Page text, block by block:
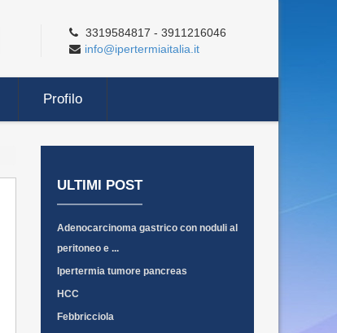
3319584817 - 3911216046
info@ipertermiaitalia.it
Profilo
ULTIMI POST
Adenocarcinoma gastrico con noduli al
peritoneo e ...
Ipertermia tumore pancreas
HCC
Febbricciola